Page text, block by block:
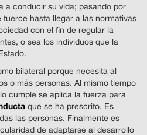
a conducir su vida; pasando por
hasta llegar a las normativas
con el fin de regular la
o sea los individuos que la
bilateral porque necesita al
o más personas. Al mismo tiempo
cumple se aplica la fuerza para
que se ha prescrito. Es
las personas. Finalmente es
de adaptarse al desarrollo